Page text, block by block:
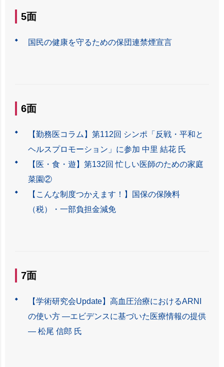
5面
国民の健康を守るための保団連禁煙宣言
6面
【勤務医コラム】第112回 シンポ「反戦・平和と
ヘルスプロモーション」に参加 中里 結花 氏
【医・食・遊】第132回 忙しい医師のための家庭
菜園②
【こんな制度つかえます！】国保の保険料
（税）・一部負担金減免
7面
【学術研究会Update】高血圧治療におけるARNI
の使い方 ―エビデンスに基づいた医療情報の提供
― 松尾 信郎 氏